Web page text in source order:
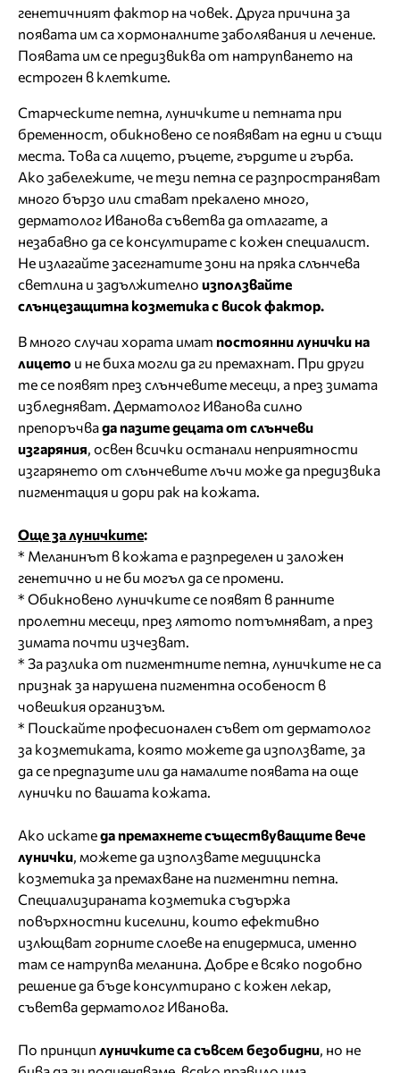
генетичният фактор на човек. Друга причина за
появата им са хормоналните заболявания и лечение.
Появата им се предизвиква от натрупването на
естроген в клетките.
Старческите петна, луничките и петната при
бременност, обикновено се появяват на едни и същи
места. Това са лицето, ръцете, гърдите и гърба.
Ако забележите, че тези петна се разпространяват
много бързо или стават прекалено много,
дерматолог Иванова съветва да отлагате, а
незабавно да се консултирате с кожен специалист.
Не излагайте засегнатите зони на пряка слънчева
светлина и задължително използвайте
слънцезащитна козметика с висок фактор.
В много случаи хората имат постоянни лунички на
лицето и не биха могли да ги премахнат. При други
те се появят през слънчевите месеци, а през зимата
избледняват. Дерматолог Иванова силно
препоръчвада пазите децата от слънчеви
изгаряния , освен всички останали неприятности
изгарянето от слънчевите лъчи може да предизвика
пигментация и дори рак на кожата.
Още за луничките:
* Меланинът в кожата е разпределен и заложен
генетично и не би могъл да се промени.
* Обикновено луничките се появят в ранните
пролетни месеци, през лятото потъмняват, а през
зимата почти изчезват.
* За разлика от пигментните петна, луничките не са
признак за нарушена пигментна особеност в
човешкия организъм.
* Поискайте професионален съвет от дерматолог
за козметиката, която можете да използвате, за
да се предпазите или да намалите появата на още
лунички по вашата кожата.
Ако искатеда премахнете съществуващите вече
лунички , можете да използвате медицинска
козметика за премахване на пигментни петна.
Специализираната козметика съдържа
повърхностни киселини, които ефективно
излющват горните слоеве на епидермиса, именно
там се натрупва меланина. Добре е всяко подобно
решение да бъде консултирано с кожен лекар,
съветва дерматолог Иванова.
По принцип луничките са съвсем безобидни , но не